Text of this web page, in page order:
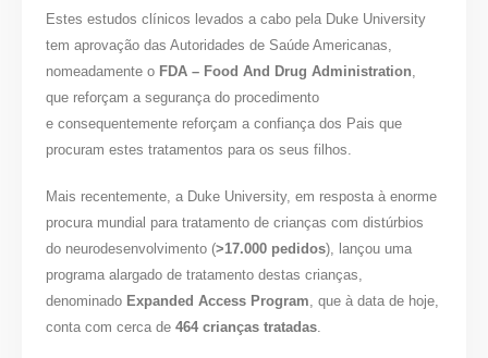
Estes estudos clínicos levados a cabo pela Duke University
tem aprovação das Autoridades de Saúde Americanas,
nomeadamente o FDA – Food And Drug Administration,
que reforçam a segurança do procedimento
e consequentemente reforçam a confiança dos Pais que
procuram estes tratamentos para os seus filhos.
Mais recentemente, a Duke University, em resposta à enorme
procura mundial para tratamento de crianças com distúrbios
do neurodesenvolvimento (>17.000 pedidos), lançou uma
programa alargado de tratamento destas crianças,
denominado Expanded Access Program , que à data de hoje,
conta com cerca de464 crianças tratadas